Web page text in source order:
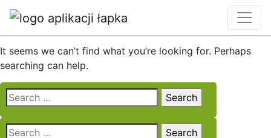
Nothing Found
It seems we can’t find what you’re looking for. Perhaps
searching can help.
Search
for:
Search